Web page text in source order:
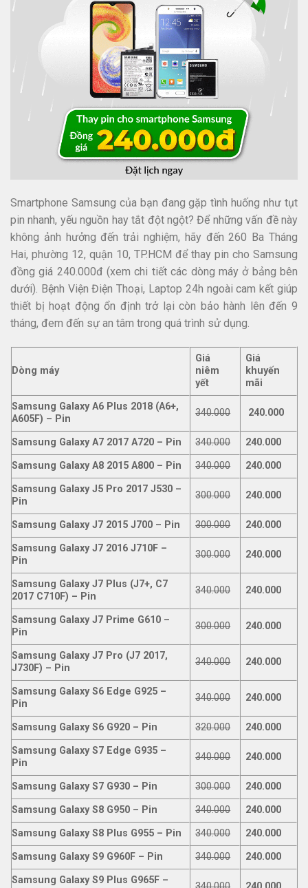
Smartphone Samsung của bạn đang gặp tình huống như tụt
pin nhanh, yếu nguồn hay tắt đột ngột? Để những vấn đề này
không ảnh hưởng đến trải nghiệm, hãy đến 260 Ba Tháng
Hai, phường 12, quận 10, TP.HCM để thay pin cho Samsung
đồng giá 240.000đ (xem chi tiết các dòng máy ở bảng bên
dưới). Bệnh Viện Điện Thoại, Laptop 24h ngoài cam kết giúp
thiết bị hoạt động ổn định trở lại còn bảo hành lên đến 9
tháng, đem đến sự an tâm trong quá trình sử dụng.
Dòng máy
Giá
niêm
yết
Giá
khuyến
mãi
Samsung Galaxy A6 Plus 2018 (A6+,
A605F) – Pin
340.000 240.000
Samsung Galaxy A7 2017 A720 – Pin 340.000
240.000
Samsung Galaxy A8 2015 A800 – Pin
340.000
240.000
Samsung Galaxy J5 Pro 2017 J530 –
Pin
300.000 240.000
Samsung Galaxy J7 2015 J700 – Pin 300.000
240.000
Samsung Galaxy J7 2016 J710F –
Pin
300.000 240.000
Samsung Galaxy J7 Plus (J7+, C7
2017 C710F) – Pin
340.000 240.000
Samsung Galaxy J7 Prime G610 –
Pin
300.000 240.000
Samsung Galaxy J7 Pro (J7 2017,
J730F) – Pin
340.000 240.000
Samsung Galaxy S6 Edge G925 –
Pin
340.000 240.000
Samsung Galaxy S6 G920 – Pin 320.000
240.000
Samsung Galaxy S7 Edge G935 –
Pin
340.000 240.000
Samsung Galaxy S7 G930 – Pin 300.000
240.000
Samsung Galaxy S8 G950 – Pin
340.000
240.000
Samsung Galaxy S8 Plus G955 – Pin
340.000
240.000
Samsung Galaxy S9 G960F – Pin
340.000
240.000
Samsung Galaxy S9 Plus G965F –